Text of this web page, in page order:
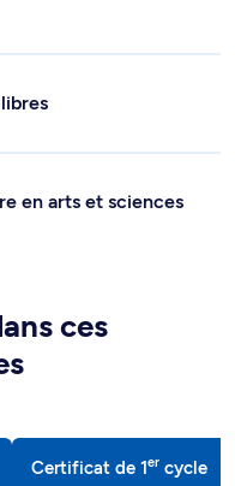
en arts et sciences
ces
Certificat de 1er cycle